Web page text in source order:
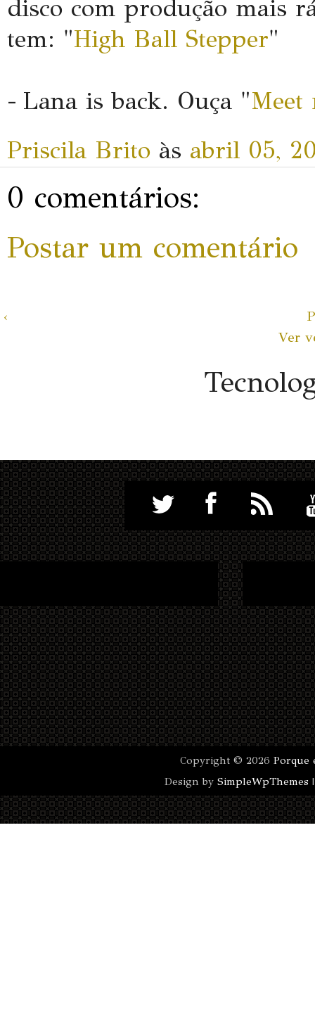
disco com produção mais
tem: "High Ball Stepper"
- Lana is back. Ouça "Meet
Priscila Brito às abril 05,
0 comentários:
Postar um comentário
‹
Ver
Copyright ©2026Porque
Design bySimpleWpThemes